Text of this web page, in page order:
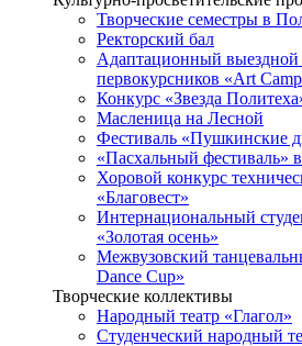
Творческие семестры в
Ректорский бал
Адаптационный выездной
первокурсников «Art
Конкурс «Звезда
Масленица на Лесной
Фестиваль «Пушкинские
«Пасхальный фестиваль»
Хоровой конкурс
«Благовест»
Интернациональный
«Золотая осень»
Межвузовский
Dance Cup»
Творческие коллективы
Народный театр «Глагол»
Студенческий народный